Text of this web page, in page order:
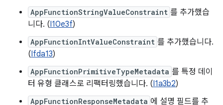
AppFunctionStringValueConstraint 를 추가했습
니다. (I10e3f)
AppFunctionIntValueConstraint 를 추가했습니다.
(Ifda13)
AppFunctionPrimitiveTypeMetadata 를 특정 데이
터 유형 클래스로 리팩터링했습니다. (I1a3b2)
AppFunctionResponseMetadata 에 설명 필드를 추